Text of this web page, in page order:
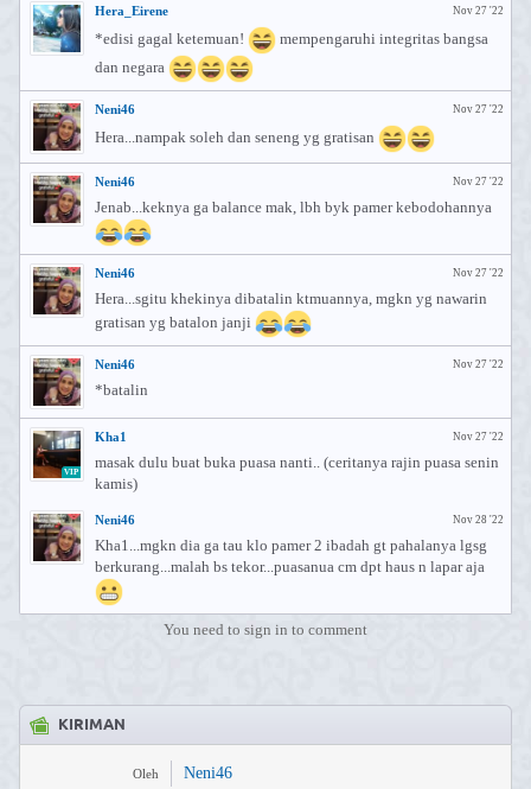
Nov 27 '22
Hera_Eirene
*edisi gagal ketemuan!
mempengaruhi integritas bangsa
dan negara
Nov 27 '22
Neni46
Hera...nampak soleh dan seneng yg gratisan
Nov 27 '22
Neni46
Jenab...keknya ga balance mak, lbh byk pamer kebodohannya
Nov 27 '22
Neni46
Hera...sgitu khekinya dibatalin ktmuannya, mgkn yg nawarin
gratisan yg batalon janji
Nov 27 '22
Neni46
*batalin
VIP
Nov 27 '22
Kha1
masak dulu buat buka puasa nanti.. (ceritanya rajin puasa senin
kamis)
Nov 28 '22
Neni46
Kha1...mgkn dia ga tau klo pamer 2 ibadah gt pahalanya lgsg
berkurang...malah bs tekor...puasanua cm dpt haus n lapar aja
You need to sign in to comment
KIRIMAN
Oleh Neni46